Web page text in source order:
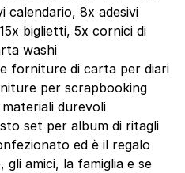
calendario, 8x adesivi
biglietti, 5x cornici di
washi
forniture di carta per diari
per scrapbooking
durevoli
set per album di ritagli
ed è il regalo
amici, la famiglia e se